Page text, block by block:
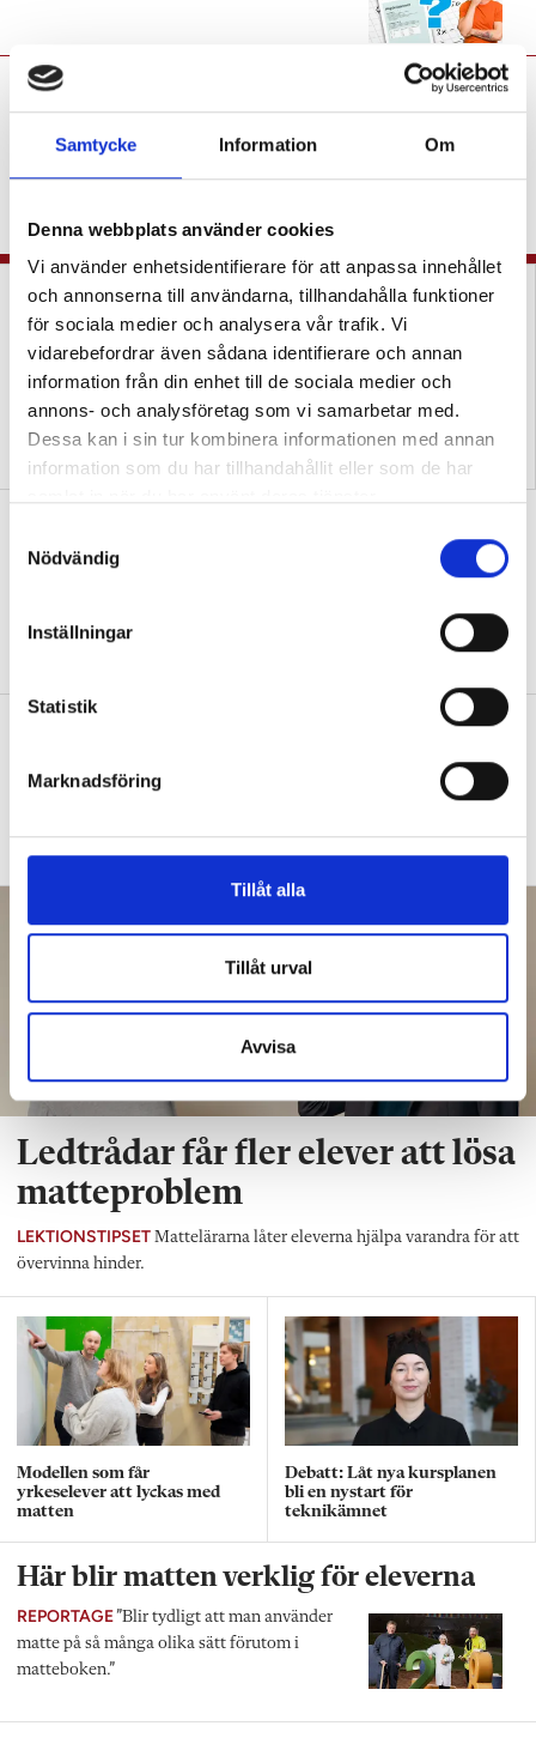
Samtycke Information Om
Denna webbplats använder cookies
Vi använder enhetsidentifierare för att anpassa innehållet
och annonserna till användarna, tillhandahålla funktioner
för sociala medier och analysera vår trafik. Vi
vidarebefordrar även sådana identifierare och annan
information från din enhet till de sociala medier och
annons- och analysföretag som vi samarbetar med.
Dessa kan i sin tur kombinera informationen med annan
information som du har tillhandahållit eller som de har
Nödvändig
Inställningar
Statistik
Marknadsföring
Tillåt alla
Tillåt urval
Avvisa
Anna Persson:
vårens NP i matte
verklighetsfrånvänt?”
Uppgifter i matteböcker
exkluderar elever
Tre lärare om bristen på
vardagsmatte
och lärare
sina kunskaper samtidigt som jag utvärderar
Ledtrådar får fler elever att lösa
matteproblem
LEKTIONSTIPSET Mattelärarna låter eleverna hjälpa varandra för att
övervinna hinder.
Modellen som får
yrkeselever att lyckas med
matten
Debatt: Låt nya kursplanen
bli en nystart för
teknikämnet
Här blir matten verklig för eleverna
REPORTAGE”Blir tydligt att man använder
matte på så många olika sätt förutom i
matteboken.”